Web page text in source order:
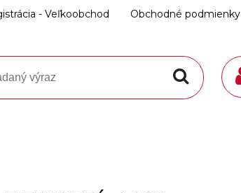
- Veľkoobchod Obchodné podmienky